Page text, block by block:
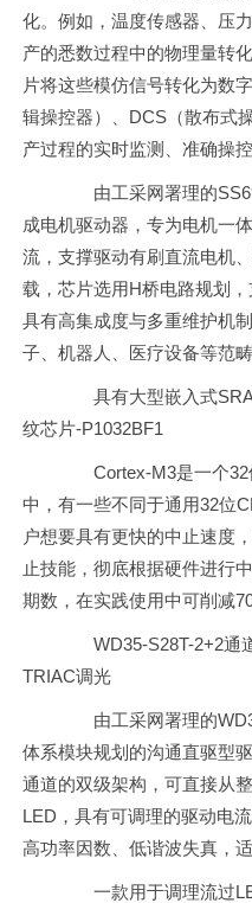
化。例如，温度传感器、压
产的悉数过程中的物理量转
片将这些模仿信号转化为数
辑操控器）、DCS（散布式
产过程的实时监测、准确操
由工采网署理的
成电机驱动器，专为电机一
流，支撑驱动有刷直流电机
载，芯片选用H桥电路规划
具有高集成度与多重维护机
子、机器人、医疗设备等范畴
具有大型嵌入式
纹芯片-P1032BF1
Cortex-M3是一个32
中，有一些不同于通用32位
户想要具有更快的中止速度
止技能，彻底根据硬件进行
期数，在实践使用中可削减
WD35-S28T-2+2通
TRIAC调光
由工采网署理的
体系模块规划的沟通直驱型
通道的双级架构，可直接从
LED，具有可调理的驱动电
高功率因数、低谐波失真，
一款用于调理流过